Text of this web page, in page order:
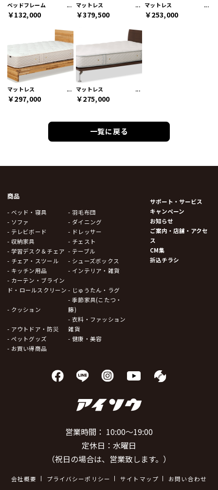
ベッドフレーム
￥132,000
マットレス
￥379,500
マットレス
￥253,000
マットレス
￥297,000
マットレス
￥275,000
一覧に戻る
商品
- ベッド・寝具
- 羽毛布団
- ソファ
- ダイニング
- テレビボード
- ドレッサー
- 収納家具
- チェスト
- 学習デスク＆チェア - テーブル
- チェア・スツール
- シューズボックス
- キッチン用品
- インテリア・雑貨
- カーテン・ブライン
ド・ロールスクリーン - じゅうたん・ラグ
- クッション
- 季節家具(こたつ・
籐)
- アウトドア・防災
- 衣料・ファッション
雑貨
- ペットグッズ
- 健康・美容
- お買い得商品
サポート・サービス
キャンペーン
お知らせ
ご案内・店舗・アクセ
ス
CM集
折込チラシ
営業時間： 10:00～19:00
定休日：水曜日
（祝日の場合は、営業致します。）
会社概要 プライバシーポリシー サイトマップ お問い合わせ